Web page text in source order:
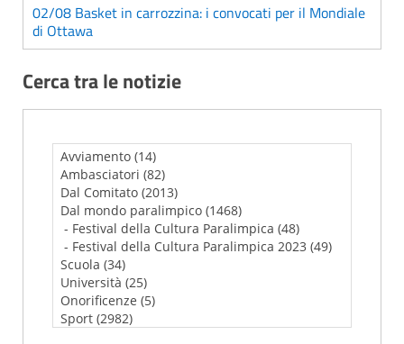
02/08 Basket in carrozzina: i convocati per il Mondiale
di Ottawa
Cerca tra le notizie